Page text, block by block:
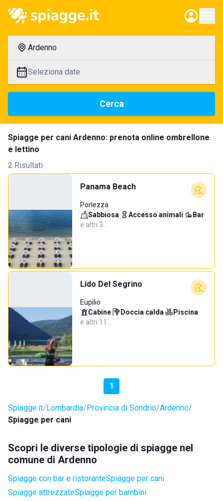
Ardenno
Seleziona date
Cerca
Spiagge per cani Ardenno: prenota online ombrellone
e lettino
2 Risultati
Panama Beach
Porlezza
Sabbiosa· Accesso animali· Bar·
e altri 3…
Lido Del Segrino
Eupilio
Cabine· Doccia calda· Piscina·
e altri 11…
1
Spiagge.it Lombardia Provincia di Sondrio Ardenno
Spiagge per cani
Scopri le diverse tipologie di spiagge nel
comune di Ardenno
Spiagge con bar e ristoranteSpiagge per cani
Spiagge attrezzateSpiagge per bambini